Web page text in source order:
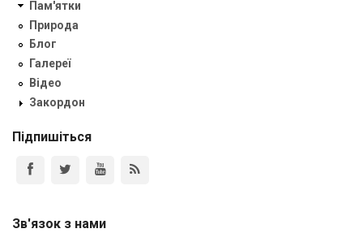
Пам'ятки
Природа
Блог
Галереї
Відео
Закордон
Підпишіться
Зв'язок з нами